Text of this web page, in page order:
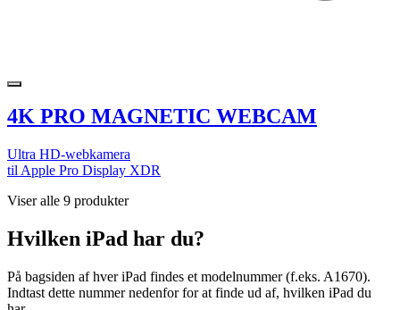
4K PRO MAGNETIC WEBCAM
Ultra HD-webkamera
til Apple Pro Display XDR
Viser alle 9 produkter
Hvilken iPad har du?
På bagsiden af hver iPad findes et modelnummer (f.eks. A1670).
Indtast dette nummer nedenfor for at finde ud af, hvilken iPad du